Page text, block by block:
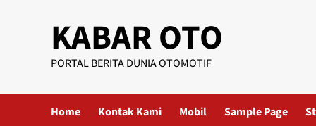
KABAR OTO
PORTAL BERITA DUNIA OTOMOTIF
Home Kontak Kami Mobil Sample Page